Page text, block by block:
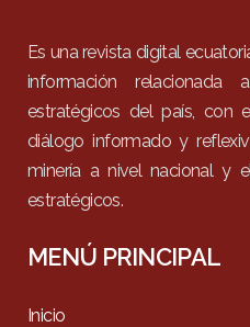
Es una revista digital
información
estratégicos del país, con
diálogo informado y
minería a nivel nacional y
estratégicos.
MENÚ PRINCIPAL
Inicio